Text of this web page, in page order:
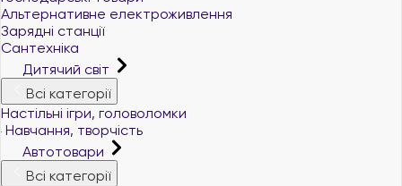
Альтернативне електроживлення
Зарядні станції
Сантехніка
Дитячий світ
Всі категорії
Настільні ігри, головоломки
Навчання, творчість
Автотовари
Всі категорії